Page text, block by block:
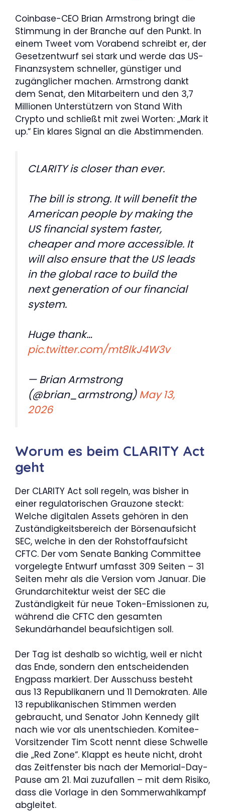
Coinbase-CEO Brian Armstrong bringt die
Stimmung in der Branche auf den Punkt. In
einem Tweet vom Vorabend schreibt er, der
Gesetzentwurf sei stark und werde das US-
Finanzsystem schneller, günstiger und
zugänglicher machen. Armstrong dankt
dem Senat, den Mitarbeitern und den 3,7
Millionen Unterstützern von Stand With
Crypto und schließt mit zwei Worten: „Mark it
up.“ Ein klares Signal an die Abstimmenden.
CLARITY is closer than ever.
The bill is strong. It will benefit the
American people by making the
US financial system faster,
cheaper and more accessible. It
will also ensure that the US leads
in the global race to build the
next generation of our financial
system.
Huge thank…
pic.twitter.com/mt8lkJ4W3v
— Brian Armstrong
(@brian_armstrong)May 13,
2026
Worum es beim CLARITY Act
geht
Der CLARITY Act soll regeln, was bisher in
einer regulatorischen Grauzone steckt:
Welche digitalen Assets gehören in den
Zuständigkeitsbereich der Börsenaufsicht
SEC, welche in den der Rohstoffaufsicht
CFTC. Der vom Senate Banking Committee
vorgelegte Entwurf umfasst 309 Seiten – 31
Seiten mehr als die Version vom Januar. Die
Grundarchitektur weist der SEC die
Zuständigkeit für neue Token-Emissionen zu,
während die CFTC den gesamten
Sekundärhandel beaufsichtigen soll.
Der Tag ist deshalb so wichtig, weil er nicht
das Ende, sondern den entscheidenden
Engpass markiert. Der Ausschuss besteht
aus 13 Republikanern und 11 Demokraten. Alle
13 republikanischen Stimmen werden
gebraucht, und Senator John Kennedy gilt
nach wie vor als unentschieden. Komitee-
Vorsitzender Tim Scott nennt diese Schwelle
die „Red Zone“. Klappt es heute nicht, droht
das Zeitfenster bis nach der Memorial-Day-
Pause am 21. Mai zuzufallen – mit dem Risiko,
dass die Vorlage in den Sommerwahlkampf
abgleitet.